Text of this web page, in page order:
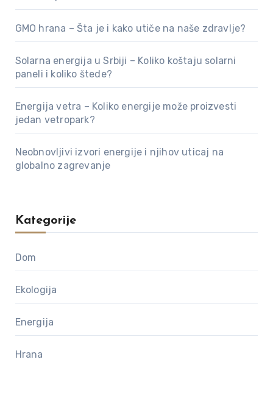
GMO hrana – Šta je i kako utiče na naše zdravlje?
Solarna energija u Srbiji – Koliko koštaju solarni
paneli i koliko štede?
Energija vetra – Koliko energije može proizvesti
jedan vetropark?
Neobnovljivi izvori energije i njihov uticaj na
globalno zagrevanje
Kategorije
Dom
Ekologija
Energija
Hrana